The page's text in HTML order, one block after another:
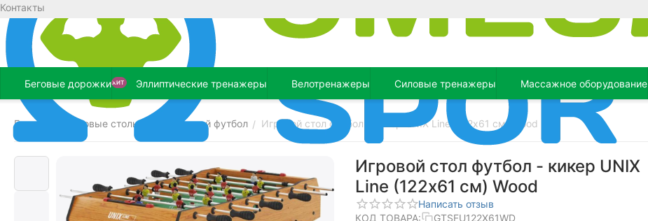
Контакты
Беговые дорожкиХИТ Эллиптические тренажеры Велотренажеры Силовые тренажеры Массажное оборудование
Главная Игровые столы Настольный футбол / Игровой стол футбол - кикер UNIX Line (122х61 cм) Wood
Игровой стол футбол - кикер UNIX
Line (122х61 cм) Wood
Написать отзыв
КОД ТОВАРА:
GTSFU122X61WD